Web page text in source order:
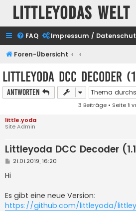
Littleyodas Welt
FAQ Impressum /
Foren-Übersicht
Littleyoda DCC Decoder
Antworten
3 Beiträge • Seite1
little.yoda
Site Admin
Littleyoda DCC Decoder
B
a
g
21.01.2019, 16:20
Hi
Es gibt eine neue Version:
https://github.com/littleyoda/